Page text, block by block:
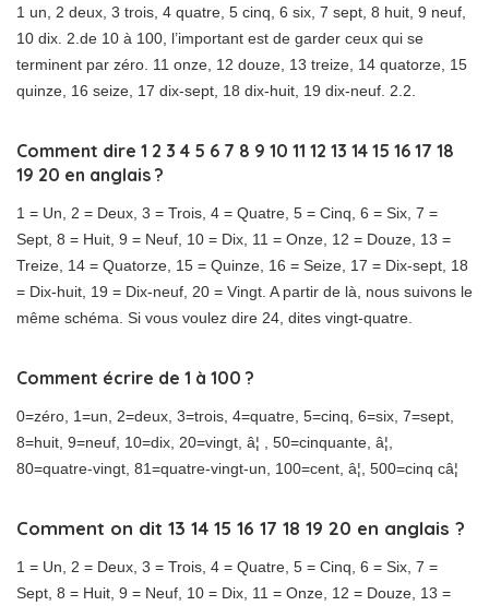
1 un, 2 deux, 3 trois, 4 quatre, 5 cinq, 6 six, 7 sept, 8 huit, 9 neuf,
10 dix. 2.de 10 à 100, l’important est de garder ceux qui se
terminent par zéro. 11 onze, 12 douze, 13 treize, 14 quatorze, 15
quinze, 16 seize, 17 dix-sept, 18 dix-huit, 19 dix-neuf. 2.2.
Comment dire 1 2 3 4 5 6 7 8 9 10 11 12 13 14 15 16 17 18
19 20 en anglais ?
1 = Un, 2 = Deux, 3 = Trois, 4 = Quatre, 5 = Cinq, 6 = Six, 7 =
Sept, 8 = Huit, 9 = Neuf, 10 = Dix, 11 = Onze, 12 = Douze, 13 =
Treize, 14 = Quatorze, 15 = Quinze, 16 = Seize, 17 = Dix-sept, 18
= Dix-huit, 19 = Dix-neuf, 20 = Vingt. A partir de là, nous suivons le
même schéma. Si vous voulez dire 24, dites vingt-quatre.
Comment écrire de 1 à 100 ?
0=zéro, 1=un, 2=deux, 3=trois, 4=quatre, 5=cinq, 6=six, 7=sept,
8=huit, 9=neuf, 10=dix, 20=vingt, â¦ , 50=cinquante, â¦,
80=quatre-vingt, 81=quatre-vingt-un, 100=cent, â¦, 500=cinq câ¦
Comment on dit 13 14 15 16 17 18 19 20 en anglais ?
1 = Un, 2 = Deux, 3 = Trois, 4 = Quatre, 5 = Cinq, 6 = Six, 7 =
Sept, 8 = Huit, 9 = Neuf, 10 = Dix, 11 = Onze, 12 = Douze, 13 =